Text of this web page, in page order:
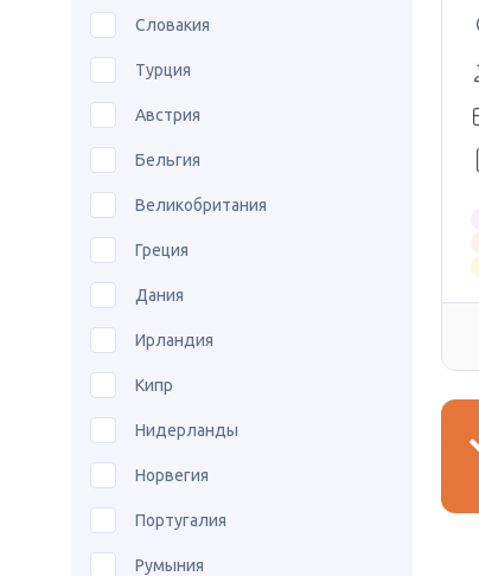
Словакия
Турция
Австрия
Бельгия
Великобритания
Греция
Дания
Ирландия
Кипр
Нидерланды
Норвегия
Португалия
Румыния